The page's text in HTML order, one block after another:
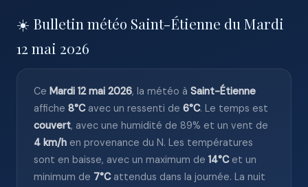
☀️ Bulletin météo Saint-Étienne du Mardi
12 mai 2026
Ce Mardi 12 mai 2026, la météo à Saint-Étienne
affiche 8°Cavec un ressenti de 6°C. Le temps est
couvert, avec une humidité de 89% et un vent de
4 km/h en provenance du N. Les températures
sont en baisse, avec un maximum de 14°Cet un
minimum de 7°Cattendus dans la journée. La nuit